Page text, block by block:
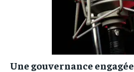
Une gouvernance engagée